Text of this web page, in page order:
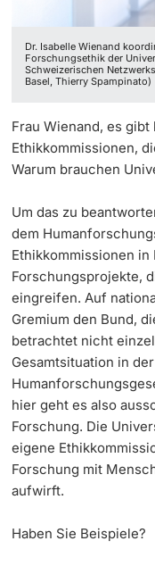
weitere Informationen
Dr. Isabelle Wienand
Forschungsethik der
Schweizerischen
Basel, Thierry Spampinato)
Frau Wienand, es
Ethikkommissionen,
Warum brauchen
Um das zu
dem
Ethikkommissionen
Forschungsprojekte,
eingreifen. Auf
Gremium den Bund,
betrachtet nicht
Gesamtsituation in
hier geht es also
Forschung. Die
eigene
Forschung mit
aufwirft.
Haben Sie Beispiele?